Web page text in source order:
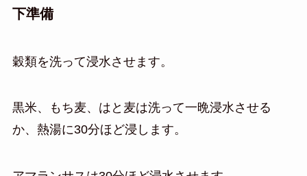
下準備
穀類を洗って浸水させます。
黒米、もち麦、はと麦は洗って一晩浸水させる
か、熱湯に30分ほど浸します。